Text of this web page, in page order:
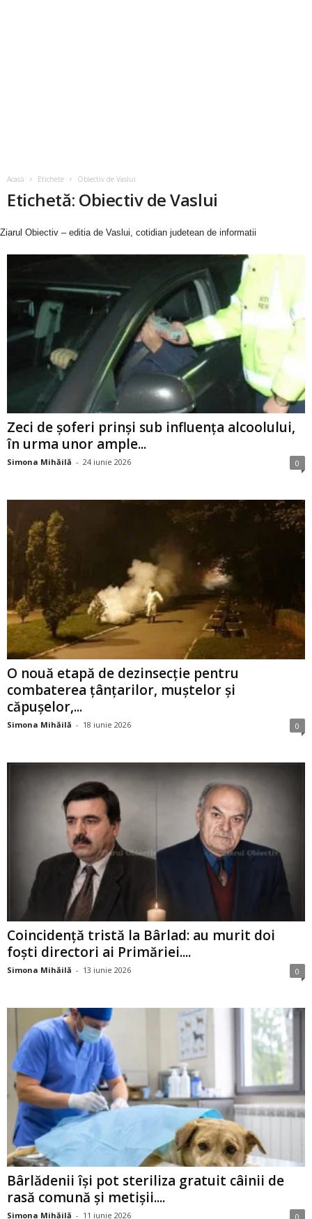
Acasă Etichete Obiectiv de Vaslui
Etichetă: Obiectiv de Vaslui
Ziarul Obiectiv – editia de Vaslui, cotidian judetean de informatii
Zeci de șoferi prinși sub influența alcoolului,
în urma unor ample...
Simona Mihăilă - 24 iunie 2026 0
O nouă etapă de dezinsecție pentru
combaterea țânțarilor, muștelor și
căpușelor,...
Simona Mihăilă - 18 iunie 2026 0
Coincidență tristă la Bârlad: au murit doi
foști directori ai Primăriei....
Simona Mihăilă - 13 iunie 2026 0
Bârlădenii își pot steriliza gratuit câinii de
rasă comună și metișii....
Simona Mihăilă - 11 iunie 2026 0